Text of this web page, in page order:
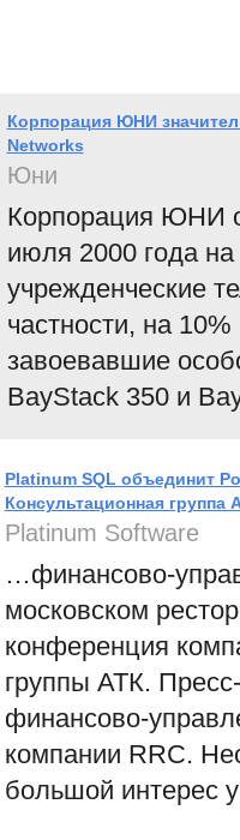
Корпорация ЮНИ
Networks
Юни
Корпорация ЮНИ
июля 2000 года
учрежденческие
частности, на
завоевавшие
BayStack 350 и
Platinum SQL объединит
Консультационная группа
Platinum Software
…финансово-
московском
конференция
группы АТК.
финансово-
компании RRC.
большой интерес